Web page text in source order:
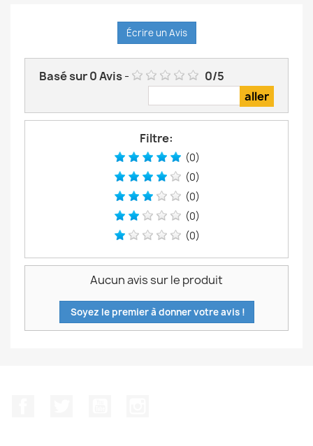
Écrire un Avis
Basé sur0Avis- 0/5
Filtre:
(0)
(0)
(0)
(0)
(0)
Aucun avis sur le produit
Soyez le premier à donner votre avis !